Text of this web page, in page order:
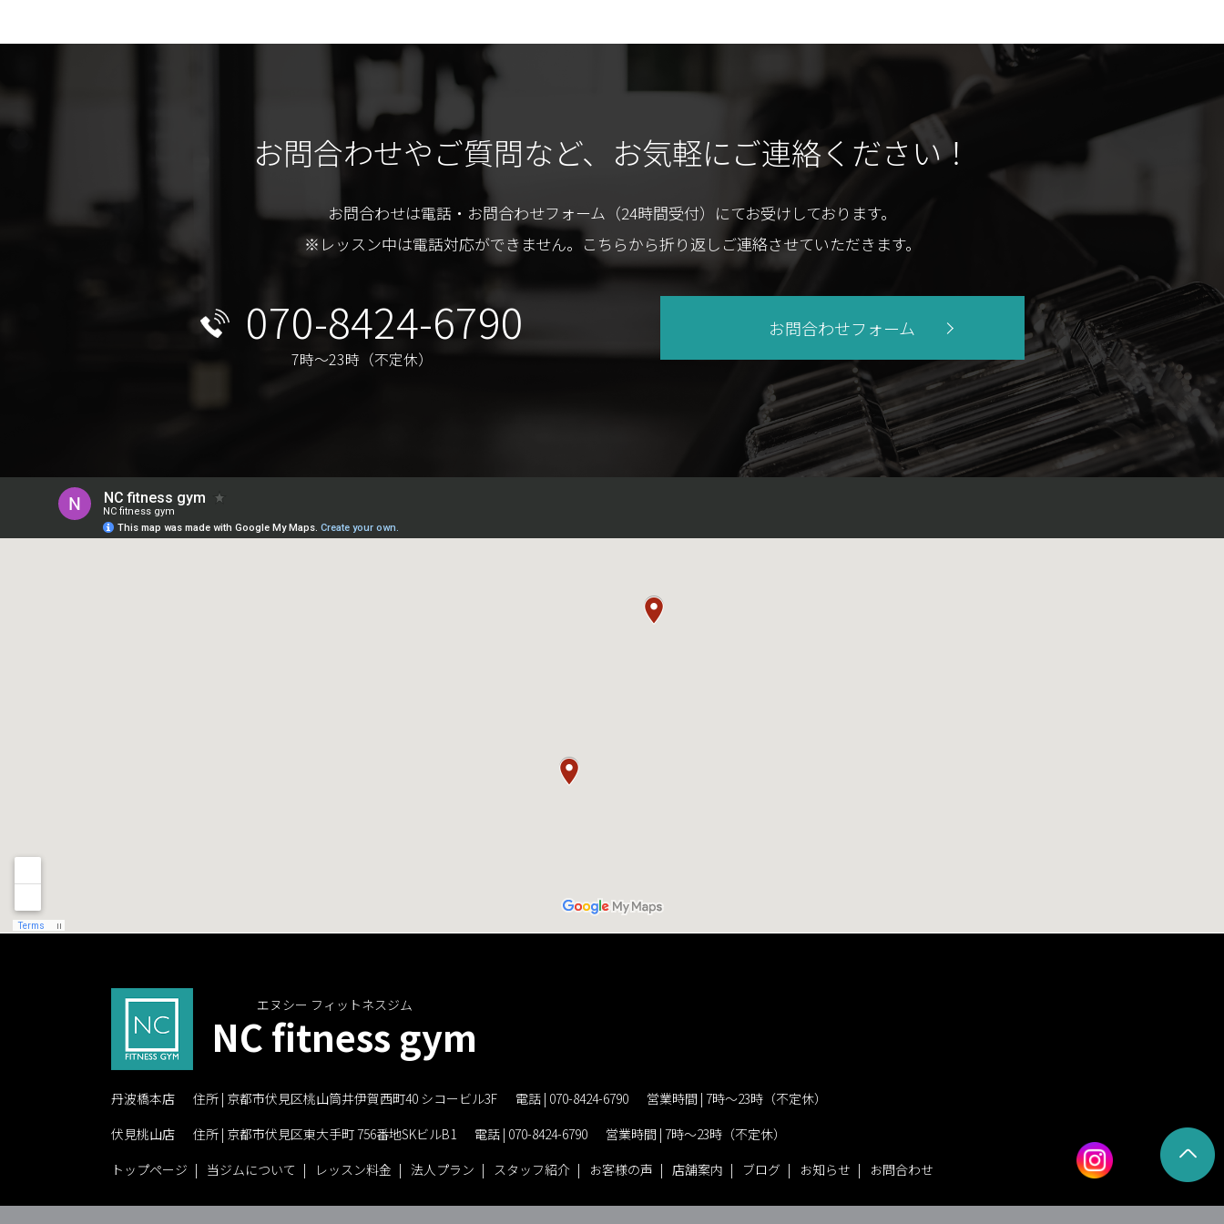
お問合わせやご質問など、 お気軽にご連絡ください！
お問合わせは電話・お問合わせフォーム（24時間受付）にてお受けしております。
※レッスン中は電話対応ができません。こちらから折り返しご連絡させていただきます。
070-8424-6790
7時〜23時（不定休）
お問合わせフォーム
NC fitness gym
エヌシー フィットネスジム
丹波橋本店 住所 | 京都市伏見区桃山筒井伊賀西町40 シコービル3F 電話 | 070-8424-6790
営業時間 | 7時〜23時（不定休）
伏見桃山店
住所 | 京都市伏見区東大手町 756番地SKビルB1 電話 | 070-8424-6790
営業時間 | 7時〜23時（不定休）
トップページ
当ジムについて レッスン料金 法人プラン スタッフ紹介 お客様の声 店舗案内 ブログ お知らせ お問合わせ